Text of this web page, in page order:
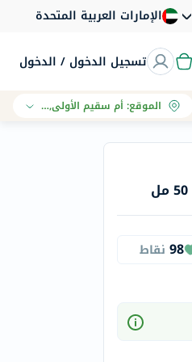
الإمارات العربية المتحدة
تسجيل الدخول / الدخول
الموقع:أم سقيم الأولى, دبي
98 نقاط